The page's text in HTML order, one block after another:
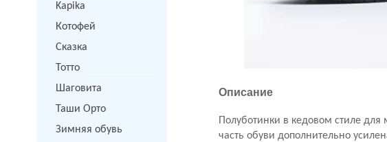
Kapika
Котофей
Сказка
Тотто
Шаговита
Таши Орто
Зимняя обувь
Описание
Полуботинки в кедовом стиле
часть обуви дополнительно